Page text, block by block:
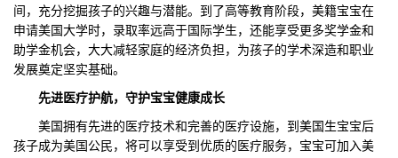
间，充分挖掘孩子的兴趣与潜能。到了高等教育阶段，美籍宝宝在
申请美国大学时，录取率远高于国际学生，还能享受更多奖学金和
助学金机会，大大减轻家庭的经济负担，为孩子的学术深造和职业
发展奠定坚实基础。
先进医疗护航，守护宝宝健康成长
美国拥有先进的医疗技术和完善的医疗设施，到美国生宝宝后
孩子成为美国公民，将可以享受到优质的医疗服务，宝宝可加入美